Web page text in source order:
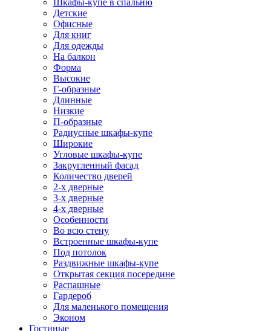
Шкафы-купе в спальню
Детские
Офисные
Для книг
Для одежды
На балкон
Форма
Высокие
Г-образные
Длинные
Низкие
П-образные
Радиусные шкафы-купе
Широкие
Угловые шкафы-купе
Закругленный фасад
Количество дверей
2-х дверные
3-х дверные
4-х дверные
Особенности
Во всю стену
Встроенные шкафы-купе
Под потолок
Раздвижные шкафы-купе
Открытая секция посередине
Распашные
Гардероб
Для маленького помещения
Эконом
Гостиные